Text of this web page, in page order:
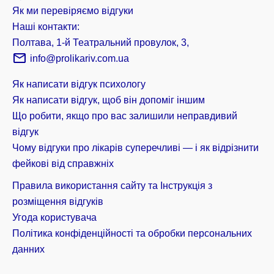
Як ми перевіряємо відгуки
Наші контакти:
Полтава, 1-й Театральний провулок, 3,
info@prolikariv.com.ua
Як написати відгук психологу
Як написати відгук, щоб він допоміг іншим
Що робити, якщо про вас залишили неправдивий
відгук
Чому відгуки про лікарів суперечливі — і як відрізнити
фейкові від справжніх
Правила використання сайту та Інструкція з
розміщення відгуків
Угода користувача
Політика конфіденційності та обробки персональних
данних